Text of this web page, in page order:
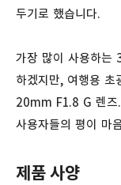
두기로 했습니다.
가장 많이 사용하는
하겠지만, 여행용 초
20mm F1.8 G 렌즈
사용자들의 평이 마
제품 사양